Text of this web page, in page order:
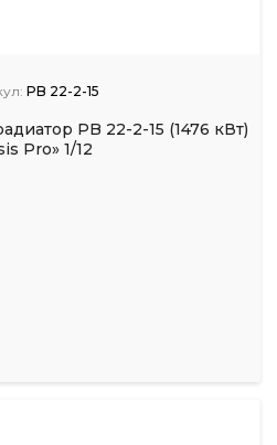
PB 22-2-15
PB 22-2-15 (1476 кВт)
Pro» 1/12